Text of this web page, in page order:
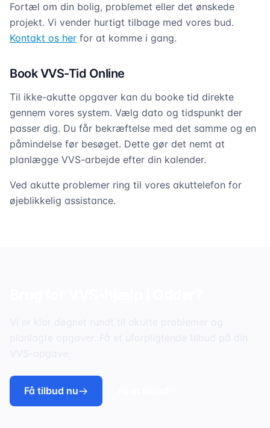
Fortæl om din bolig, problemet eller det ønskede
projekt. Vi vender hurtigt tilbage med vores bud.
Kontakt os her for at komme i gang.
Book VVS-Tid Online
Til ikke-akutte opgaver kan du booke tid direkte
gennem vores system. Vælg dato og tidspunkt der
passer dig. Du får bekræftelse med det samme og en
påmindelse før besøget. Dette gør det nemt at
planlægge VVS-arbejde efter din kalender.
Ved akutte problemer ring til vores akuttelefon for
øjeblikkelig assistance.
Vi er klar døgnet rundt til akutte problemer og
planlagte opgaver. Få et uforpligtende tilbud på din
VVS-opgave.
Få tilbud nu